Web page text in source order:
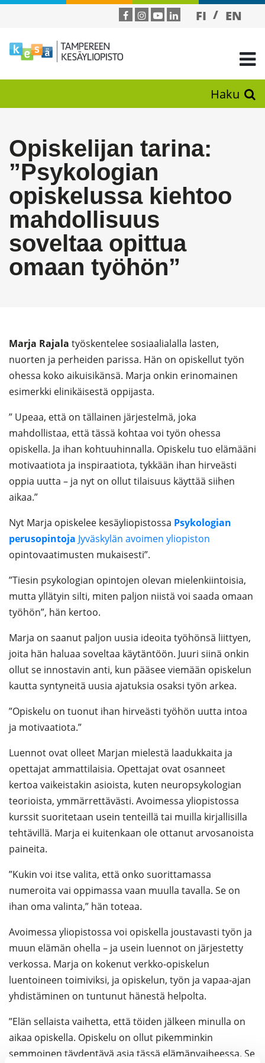
FI EN
Haku
Opiskelijan tarina:
”Psykologian
opiskelussa kiehtoo
mahdollisuus
soveltaa opittua
omaan työhön”
Marja Rajala työskentelee sosiaalialalla lasten,
nuorten ja perheiden parissa. Hän on opiskellut työn
ohessa koko aikuisikänsä. Marja onkin erinomainen
esimerkki elinikäisestä oppijasta.
” Upeaa, että on tällainen järjestelmä, joka
mahdollistaa, että tässä kohtaa voi työn ohessa
opiskella. Ja ihan kohtuuhinnalla. Opiskelu tuo elämääni
motivaatiota ja inspiraatiota, tykkään ihan hirveästi
oppia uutta – ja nyt on ollut tilaisuus käyttää siihen
aikaa.”
Nyt Marja opiskelee kesäyliopistossa Psykologian
perusopintoja Jyväskylän avoimen yliopiston
opintovaatimusten mukaisesti”.
”Tiesin psykologian opintojen olevan mielenkiintoisia,
mutta yllätyin silti, miten paljon niistä voi saada omaan
työhön”, hän kertoo.
Marja on saanut paljon uusia ideoita työhönsä liittyen,
joita hän haluaa soveltaa käytäntöön. Juuri siinä onkin
ollut se innostavin anti, kun pääsee viemään opiskelun
kautta syntyneitä uusia ajatuksia osaksi työn arkea.
”Opiskelu on tuonut ihan hirveästi työhön uutta intoa
ja motivaatiota.”
Luennot ovat olleet Marjan mielestä laadukkaita ja
opettajat ammattilaisia. Opettajat ovat osanneet
kertoa vaikeistakin asioista, kuten neuropsykologian
teorioista, ymmärrettävästi. Avoimessa yliopistossa
kurssit suoritetaan usein tenteillä tai muilla kirjallisilla
tehtävillä. Marja ei kuitenkaan ole ottanut arvosanoista
paineita.
”Kukin voi itse valita, että onko suorittamassa
numeroita vai oppimassa vaan muulla tavalla. Se on
ihan oma valinta,” hän toteaa.
Avoimessa yliopistossa voi opiskella joustavasti työn ja
muun elämän ohella – ja usein luennot on järjestetty
verkossa. Marja on kokenut verkko-opiskelun
luentoineen toimiviksi, ja opiskelun, työn ja vapaa-ajan
yhdistäminen on tuntunut hänestä helpolta.
”Elän sellaista vaihetta, että töiden jälkeen minulla on
aikaa opiskella. Opiskelu on ollut pikemminkin
semmoinen täydentävä asia tässä elämänvaiheessa. Se